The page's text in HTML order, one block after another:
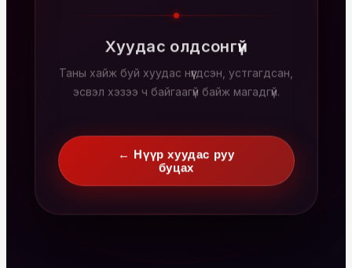
Хуудас олдсонгүй
Таны хайж буй хуудас нүүгдсэн, устгагдсан,
эсвэл хэзээ ч байгаагүй байж магадгүй.
← Нүүр хуудас руу
буцах